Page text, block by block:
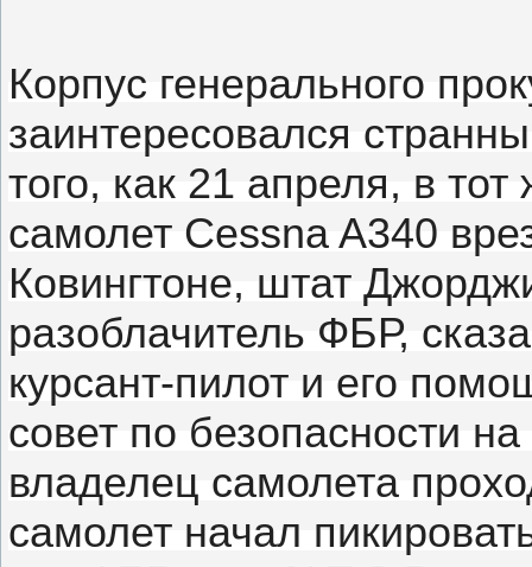
Корпус генерального
заинтересовался
того, как 21 апреля, в
самолет Cessna A340
Ковингтоне, штат
разоблачитель ФБР,
курсант-пилот и его
совет по безопасности
владелец самолета
самолет начал